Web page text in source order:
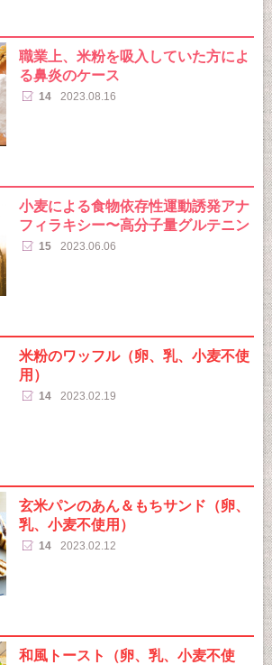
職業上、米粉を吸入していた方によ
る鼻炎のケース
14 2023.08.16
小麦による食物依存性運動誘発アナ
フィラキシー〜高分子量グルテニン
15 2023.06.06
米粉のワッフル（卵、乳、小麦不使
用）
14 2023.02.19
玄米パンのあん＆もちサンド（卵、
乳、小麦不使用）
14 2023.02.12
和風トースト（卵、乳、小麦不使